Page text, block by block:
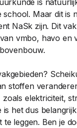
is
Maar dit is
NaSk zijn. Dit
vmbo, havo
stoffen
elektriciteit,
het dus
leggen. Ben je